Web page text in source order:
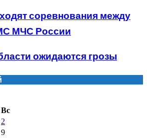
соревнования между
МЧС России
ожидаются грозы
Вс
2
9